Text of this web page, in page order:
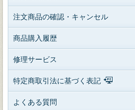
注文商品の確認・キャンセル
商品購入履歴
修理サービス
特定商取引法に基づく表記
よくある質問